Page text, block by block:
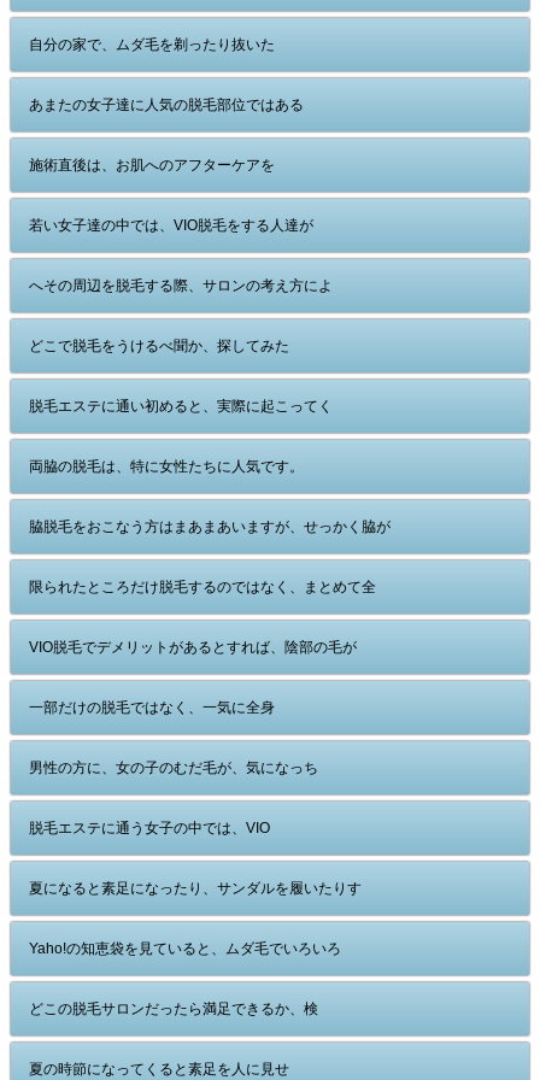
自分の家で、ムダ毛を剃ったり抜いた
あまたの女子達に人気の脱毛部位ではある
施術直後は、お肌へのアフターケアを
若い女子達の中では、VIO脱毛をする人達が
へその周辺を脱毛する際、サロンの考え方によ
どこで脱毛をうけるべ聞か、探してみた
脱毛エステに通い初めると、実際に起こってく
両脇の脱毛は、特に女性たちに人気です。
脇脱毛をおこなう方はまあまあいますが、せっかく脇が
限られたところだけ脱毛するのではなく、まとめて全
VIO脱毛でデメリットがあるとすれば、陰部の毛が
一部だけの脱毛ではなく、一気に全身
男性の方に、女の子のむだ毛が、気になっち
脱毛エステに通う女子の中では、VIO
夏になると素足になったり、サンダルを履いたりす
Yaho!の知恵袋を見ていると、ムダ毛でいろいろ
どこの脱毛サロンだったら満足できるか、検
夏の時節になってくると素足を人に見せ